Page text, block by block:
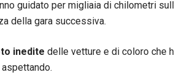
guidato per migliaia di chilometri
della gara successiva.
inedite delle vetture e di coloro che